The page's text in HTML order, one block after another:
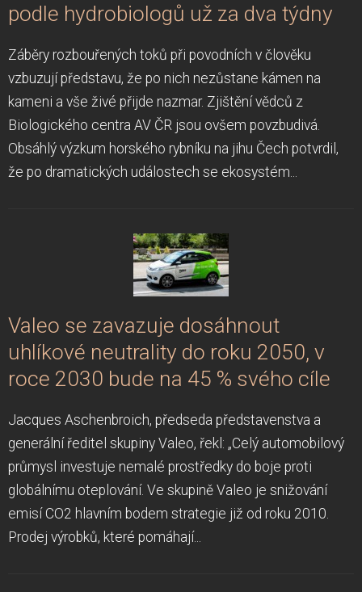
podle hydrobiologů už za dva týdny
Záběry rozbouřených toků při povodních v člověku
vzbuzují představu, že po nich nezůstane kámen na
kameni a vše živé přijde nazmar. Zjištění vědců z
Biologického centra AV ČR jsou ovšem povzbudivá.
Obsáhlý výzkum horského rybníku na jihu Čech potvrdil,
že po dramatických událostech se ekosystém...
Valeo se zavazuje dosáhnout
uhlíkové neutrality do roku 2050, v
roce 2030 bude na 45 % svého cíle
Jacques Aschenbroich, předseda představenstva a
generální ředitel skupiny Valeo, řekl: „Celý automobilový
průmysl investuje nemalé prostředky do boje proti
globálnímu oteplování. Ve skupině Valeo je snižování
emisí CO2 hlavním bodem strategie již od roku 2010.
Prodej výrobků, které pomáhají...